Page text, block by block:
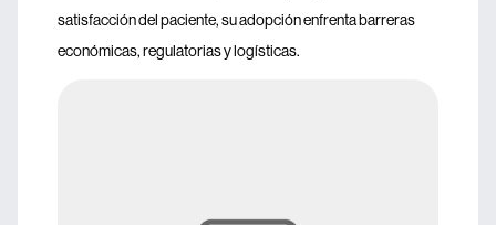
satisfacción del paciente, su adopción enfrenta barreras
económicas, regulatorias y logísticas.